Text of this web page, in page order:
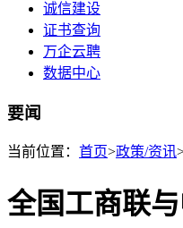
诚信建设
证书查询
万企云聘
数据中心
要闻
当前位置： 首页>政策/资讯
全国工商联